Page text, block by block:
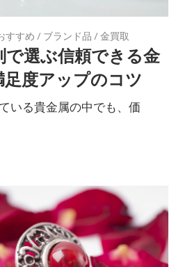
すすめ/ ブランド品/金買取
で選ぶ信頼できる金
足度アップのコツ
いる貴金属の中でも、価